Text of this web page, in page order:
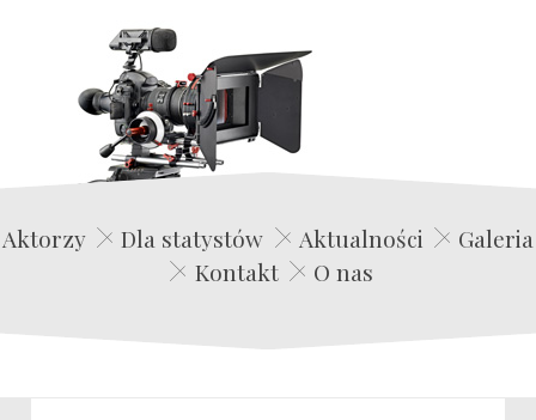
Edwin Film Agencja Aktorska
Aktorzy Dla statystów Aktualności
Galeria
Kontakt
O nas